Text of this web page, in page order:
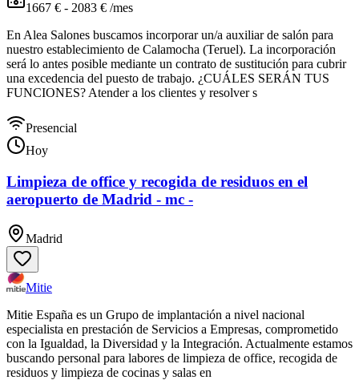
1667 € - 2083 € /mes
En Alea Salones buscamos incorporar un/a auxiliar de salón para
nuestro establecimiento de Calamocha (Teruel). La incorporación
será lo antes posible mediante un contrato de sustitución para cubrir
una excedencia del puesto de trabajo. ¿CUÁLES SERÁN TUS
FUNCIONES? Atender a los clientes y resolver s
Presencial
Hoy
Limpieza de office y recogida de residuos en el
aeropuerto de Madrid - mc -
Madrid
Mitie
Mitie España es un Grupo de implantación a nivel nacional
especialista en prestación de Servicios a Empresas, comprometido
con la Igualdad, la Diversidad y la Integración. Actualmente estamos
buscando personal para labores de limpieza de office, recogida de
residuos y limpieza de cocinas y salas en